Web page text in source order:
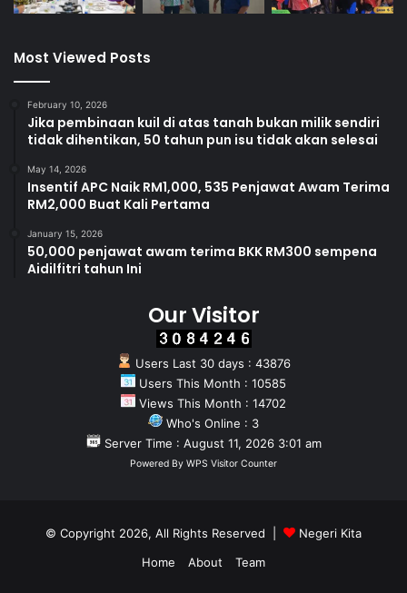
Most Viewed Posts
February 10, 2026
Jika pembinaan kuil di atas tanah bukan milik sendiri
tidak dihentikan, 50 tahun pun isu tidak akan selesai
May 14, 2026
Insentif APC Naik RM1,000, 535 Penjawat Awam Terima
RM2,000 Buat Kali Pertama
January 15, 2026
50,000 penjawat awam terima BKK RM300 sempena
Aidilfitri tahun Ini
Our Visitor
Users Last 30 days : 43876
Users This Month : 10585
Views This Month : 14702
Who's Online : 3
Server Time : August 11, 2026 3:01 am
Powered By WPS Visitor Counter
© Copyright 2026, All Rights Reserved |
Negeri Kita
Home
About Team